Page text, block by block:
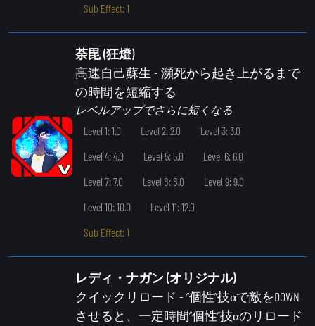
Sub Effect: 1
荼毘 (狂燈)
高速自己蘇生 - 瀕死から起き上がるまで
の時間を短縮する
レベルアップでさらに短くなる
Level 1: 1.0
Level 2: 2.0
Level 3: 3.0
Level 4: 4.0
Level 5: 5.0
Level 6: 6.0
Level 7: 7.0
Level 8: 8.0
Level 9: 9.0
Level 10: 10.0
Level 11: 12.0
Sub Effect: 1
レディ・ナガン (オリジナル)
クイックリロード - “個性”技αで敵をDOWN
させると、一定時間“個性”技αのリロード